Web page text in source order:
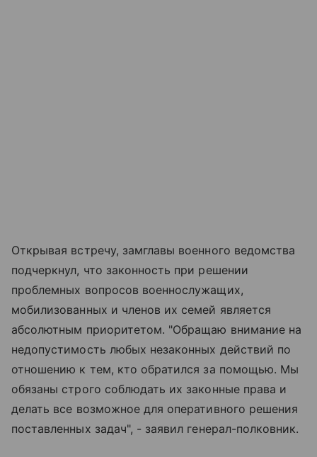
Открывая встречу, замглавы военного ведомства
подчеркнул, что законность при решении
проблемных вопросов военнослужащих,
мобилизованных и членов их семей является
абсолютным приоритетом. "Обращаю внимание на
недопустимость любых незаконных действий по
отношению к тем, кто обратился за помощью. Мы
обязаны строго соблюдать их законные права и
делать все возможное для оперативного решения
поставленных задач", - заявил генерал-полковник.